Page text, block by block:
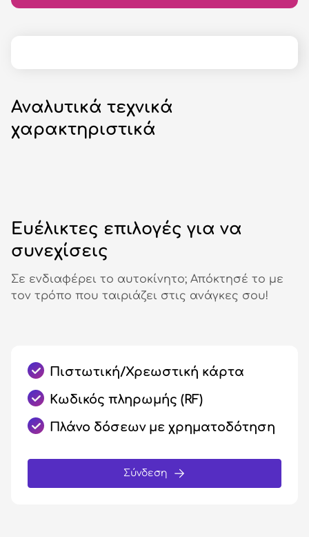
Αναλυτικά τεχνικά
χαρακτηριστικά
Ευέλικτες επιλογές για να
συνεχίσεις
Σε ενδιαφέρει το αυτοκίνητο; Απόκτησέ το με
τον τρόπο που ταιριάζει στις ανάγκες σου!
Πιστωτική/Χρεωστική κάρτα
Κωδικός πληρωμής (RF)
Πλάνο δόσεων με χρηματοδότηση
Σύνδεση